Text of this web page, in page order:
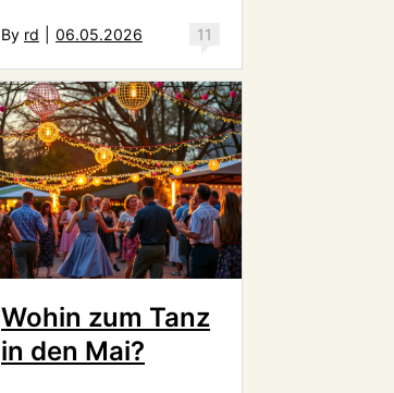
11
By rd 06.05.2026
Wohin zum Tanz
in den Mai?